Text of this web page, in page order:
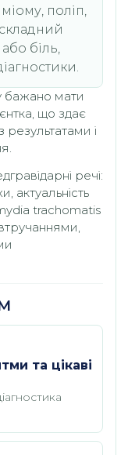
поліп,
біль,
бажано мати
що здає
і
речі:
актуальність
trachomatis
та цікаві